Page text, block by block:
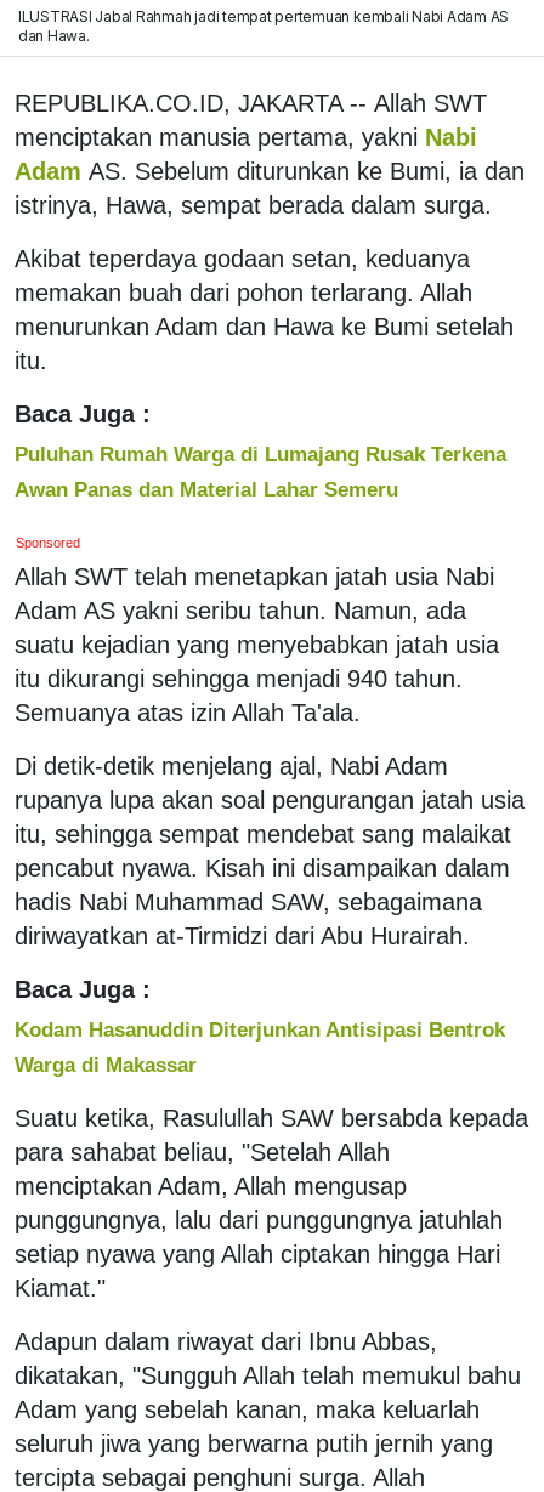
ILUSTRASI Jabal Rahmah jadi tempat pertemuan kembali Nabi Adam AS
dan Hawa.
REPUBLIKA.CO.ID, JAKARTA -- Allah SWT
menciptakan manusia pertama, yakni Nabi
Adam AS. Sebelum diturunkan ke Bumi, ia dan
istrinya, Hawa, sempat berada dalam surga.
Akibat teperdaya godaan setan, keduanya
memakan buah dari pohon terlarang. Allah
menurunkan Adam dan Hawa ke Bumi setelah
itu.
Baca Juga :
Puluhan Rumah Warga di Lumajang Rusak Terkena
Awan Panas dan Material Lahar Semeru
Sponsored
Allah SWT telah menetapkan jatah usia Nabi
Adam AS yakni seribu tahun. Namun, ada
suatu kejadian yang menyebabkan jatah usia
itu dikurangi sehingga menjadi 940 tahun.
Semuanya atas izin Allah Ta'ala.
Di detik-detik menjelang ajal, Nabi Adam
rupanya lupa akan soal pengurangan jatah usia
itu, sehingga sempat mendebat sang malaikat
pencabut nyawa. Kisah ini disampaikan dalam
hadis Nabi Muhammad SAW, sebagaimana
diriwayatkan at-Tirmidzi dari Abu Hurairah.
Baca Juga :
Kodam Hasanuddin Diterjunkan Antisipasi Bentrok
Warga di Makassar
Suatu ketika, Rasulullah SAW bersabda kepada
para sahabat beliau, "Setelah Allah
menciptakan Adam, Allah mengusap
punggungnya, lalu dari punggungnya jatuhlah
setiap nyawa yang Allah ciptakan hingga Hari
Kiamat."
Adapun dalam riwayat dari Ibnu Abbas,
dikatakan, "Sungguh Allah telah memukul bahu
Adam yang sebelah kanan, maka keluarlah
seluruh jiwa yang berwarna putih jernih yang
tercipta sebagai penghuni surga. Allah